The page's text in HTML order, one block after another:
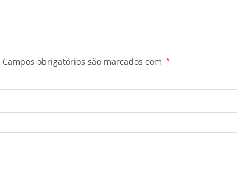
Campos obrigatórios são marcados com *